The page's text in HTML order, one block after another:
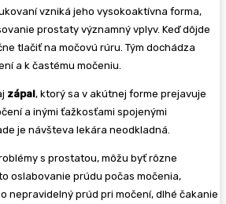
vzniká jeho vysokoaktívna forma,
prostaty významný vplyv. Keď dôjde
tlačiť na močovú rúru. Tým dochádza
a k častému močeniu.
zápal, ktorý sa v akútnej forme prejavuje
a inými ťažkosťami spojenými
je návšteva lekára neodkladná.
s prostatou, môžu byť rôzne
oslabovanie prúdu počas močenia,
nepravidelný prúd pri močení, dlhé čakanie